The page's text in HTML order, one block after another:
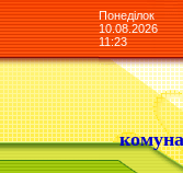
Понеділок
10.08.2026
11:23